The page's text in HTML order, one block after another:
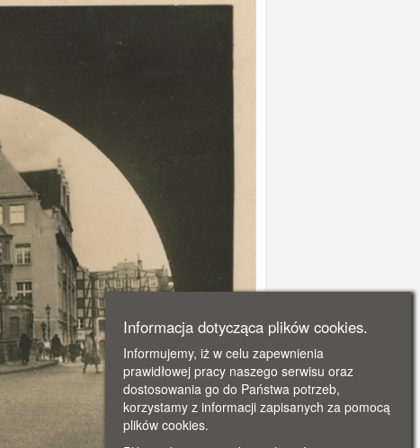
Informacja dotycząca plików cookies.
Informujemy, iż w celu zapewnienia
prawidłowej pracy naszego serwisu oraz
dostosowania go do Państwa potrzeb,
korzystamy z informacji zapisanych za pomocą
plików cookies.